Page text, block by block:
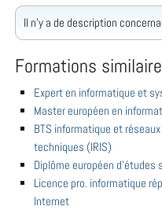
Il n'y a de description
Formations
Expert en informatique et
Master européen en
BTS informatique et
techniques (IRIS)
Diplôme européen d'études
Licence pro. informatique
Internet